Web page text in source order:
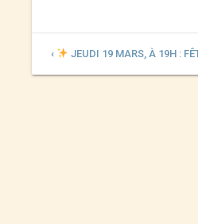
‹ JEUDI 19 MARS, À 19H :